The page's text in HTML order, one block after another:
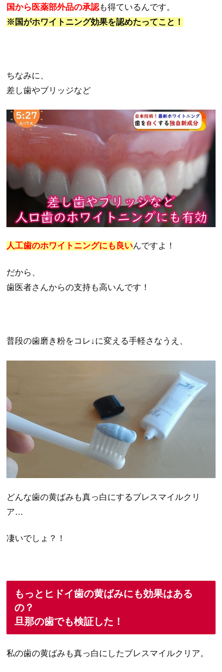
国から医薬部外品の承認も得ているんです。
※国がホワイトニング効果を認めたってこと！
ちなみに、
差し歯やブリッジなど
人工歯のホワイトニングにも良いんですよ！
だから、
歯医者さんからの支持も高いんです！
普段の歯磨き粉をコレ↓に変える手軽さなうえ、
どんな歯の黄ばみも真っ白にするブレスマイルクリ
ア…
凄いでしょ？！
もっとヒドイ歯の黄ばみにも効果はある
の？
旦那の歯でも検証した！
私の歯の黄ばみも真っ白にしたブレスマイルクリア。